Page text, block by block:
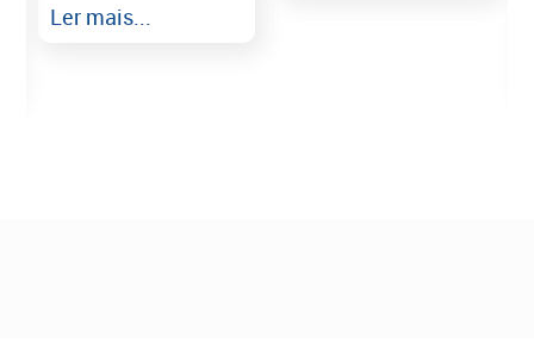
Ler mais...